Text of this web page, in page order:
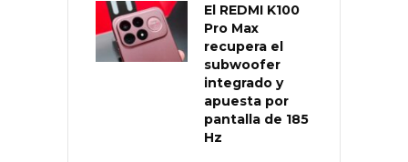
El REDMI K100
Pro Max
recupera el
subwoofer
integrado y
apuesta por
pantalla de 185
Hz